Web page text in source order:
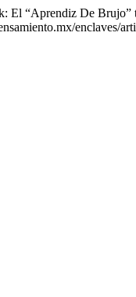
El “Aprendiz De
enclaves/